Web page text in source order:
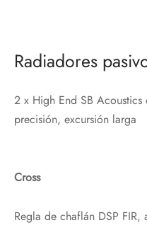
Radiadores
2 x High End SB
precisión, excursión larga
Cross
Regla de chaflán DSP FIR,